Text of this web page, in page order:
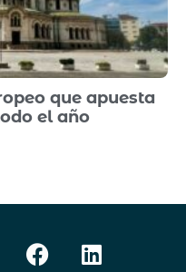
que apuesta
el año